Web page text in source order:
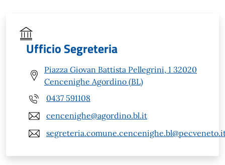
Ufficio Segreteria
Piazza Giovan Battista Pellegrini, 1 32020
Cencenighe Agordino (BL)
0437 591108
cencenighe@agordino.bl.it